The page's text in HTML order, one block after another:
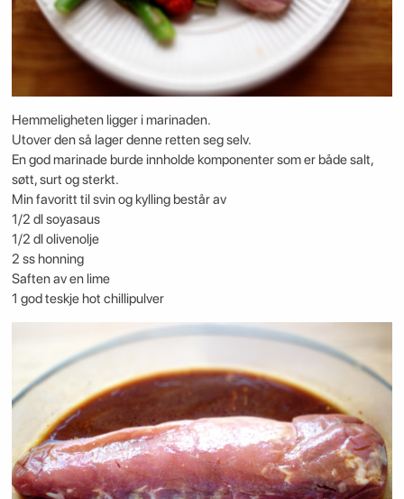
Hemmeligheten ligger i marinaden.
Utover den så lager denne retten seg selv.
En god marinade burde innholde komponenter som er både salt,
søtt, surt og sterkt.
Min favoritt til svin og kylling består av
1/2 dl soyasaus
1/2 dl olivenolje
2 ss honning
Saften av en lime
1 god teskje hot chillipulver